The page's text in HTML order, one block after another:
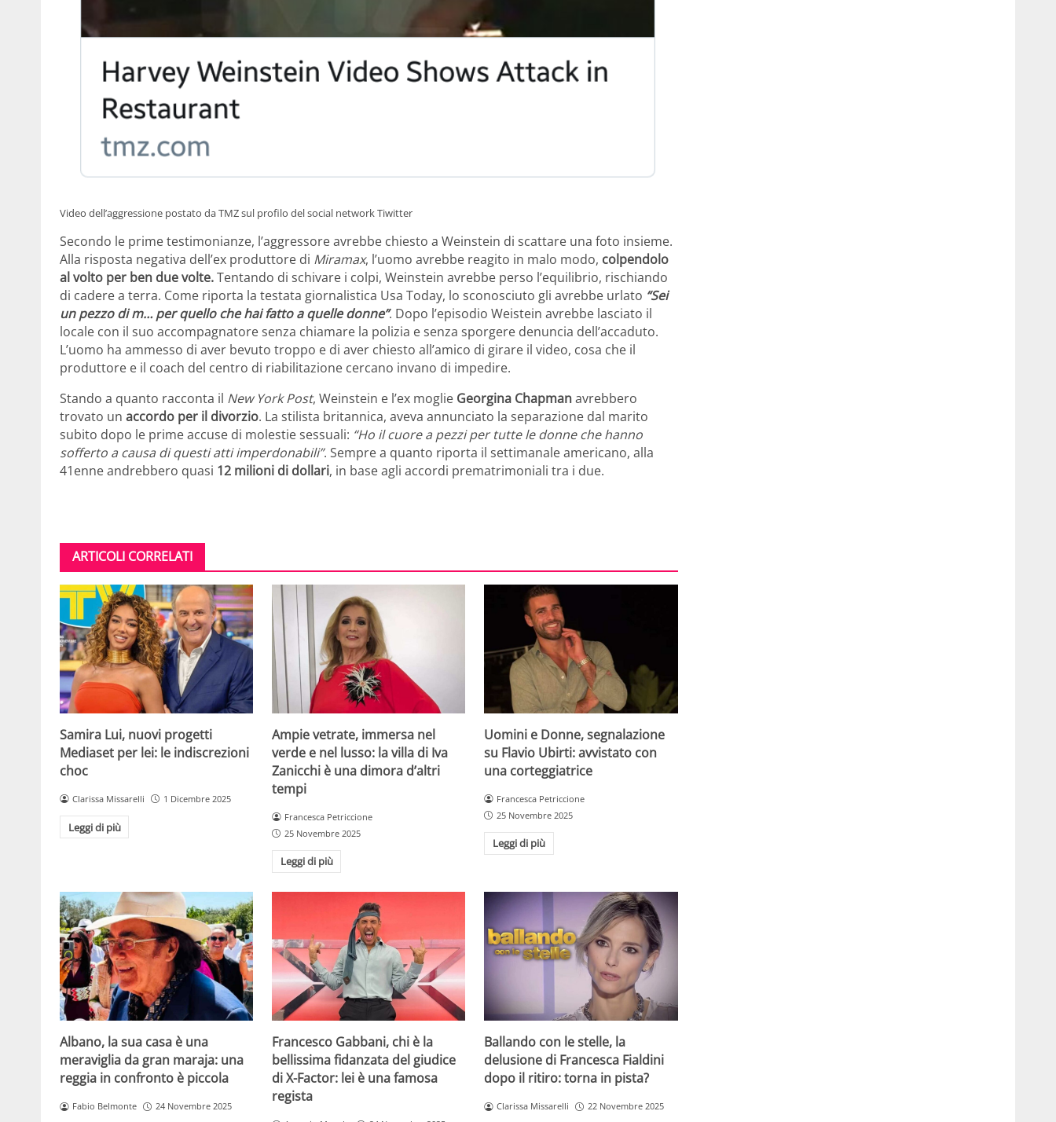
Video dell’aggressione postato da TMZ sul profilo del social network Tiwitter
Secondo le prime testimonianze, l’aggressore avrebbe chiesto a Weinstein di scattare una foto insieme.
Alla risposta negativa dell’ex produttore di Miramax, l’uomo avrebbe reagito in malo modo, colpendolo
al volto per ben due volte.Tentando di schivare i colpi, Weinstein avrebbe perso l’equilibrio, rischiando
di cadere a terra. Come riporta la testata giornalistica Usa Today, lo sconosciuto gli avrebbe urlato “Sei
un pezzo di m… per quello che hai fatto a quelle donne”. Dopo l’episodio Weistein avrebbe lasciato il
locale con il suo accompagnatore senza chiamare la polizia e senza sporgere denuncia dell’accaduto.
L’uomo ha ammesso di aver bevuto troppo e di aver chiesto all’amico di girare il video, cosa che il
produttore e il coach del centro di riabilitazione cercano invano di impedire.
Stando a quanto racconta il New York Post, Weinstein e l’ex moglie Georgina Chapmanavrebbero
trovato un accordo per il divorzio. La stilista britannica, aveva annunciato la separazione dal marito
subito dopo le prime accuse di molestie sessuali: “Ho il cuore a pezzi per tutte le donne che hanno
sofferto a causa di questi atti imperdonabili”. Sempre a quanto riporta il settimanale americano, alla
41enne andrebbero quasi 12 milioni di dollari, in base agli accordi prematrimoniali tra i due.
ARTICOLI CORRELATI
Samira Lui, nuovi progetti
Mediaset per lei: le indiscrezioni
choc
Clarissa Missarelli 1 Dicembre 2025
Leggi di più
Ampie vetrate, immersa nel
verde e nel lusso: la villa di Iva
Zanicchi è una dimora d’altri
tempi
Francesca Petriccione
25 Novembre 2025
Leggi di più
Uomini e Donne, segnalazione
su Flavio Ubirti: avvistato con
una corteggiatrice
Francesca Petriccione
25 Novembre 2025
Leggi di più
Albano, la sua casa è una
meraviglia da gran maraja: una
reggia in confronto è piccola
Fabio Belmonte 24 Novembre 2025
Francesco Gabbani, chi è la
bellissima fidanzata del giudice
di X-Factor: lei è una famosa
regista
Ballando con le stelle, la
delusione di Francesca Fialdini
dopo il ritiro: torna in pista?
Clarissa Missarelli 22 Novembre 2025